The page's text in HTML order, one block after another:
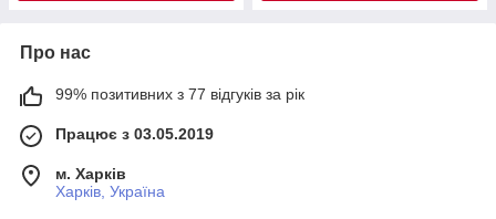
Про нас
99% позитивних з 77 відгуків за рік
Працює з 03.05.2019
м. Харків
Харків, Україна